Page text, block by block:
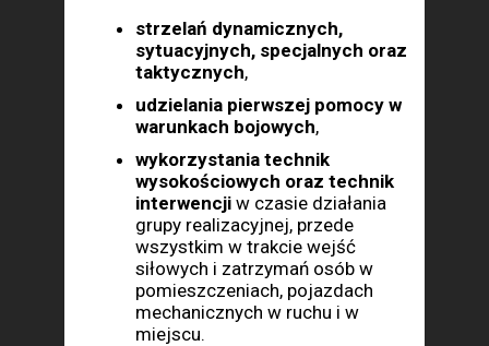
strzelań dynamicznych,
sytuacyjnych, specjalnych oraz
tak­tycznych,
udzielania pierwszej pomocy w
warunkach bojowych,
wykorzystania technik
wysokościowych oraz technik
interwencji w czasie działania
grupy realizacyjnej, przede
wszystkim w trakcie wejść
siłowych i zatrzymań osób w
pomieszczeniach, pojazdach
mechanicznych w ruchu i w
miejscu.